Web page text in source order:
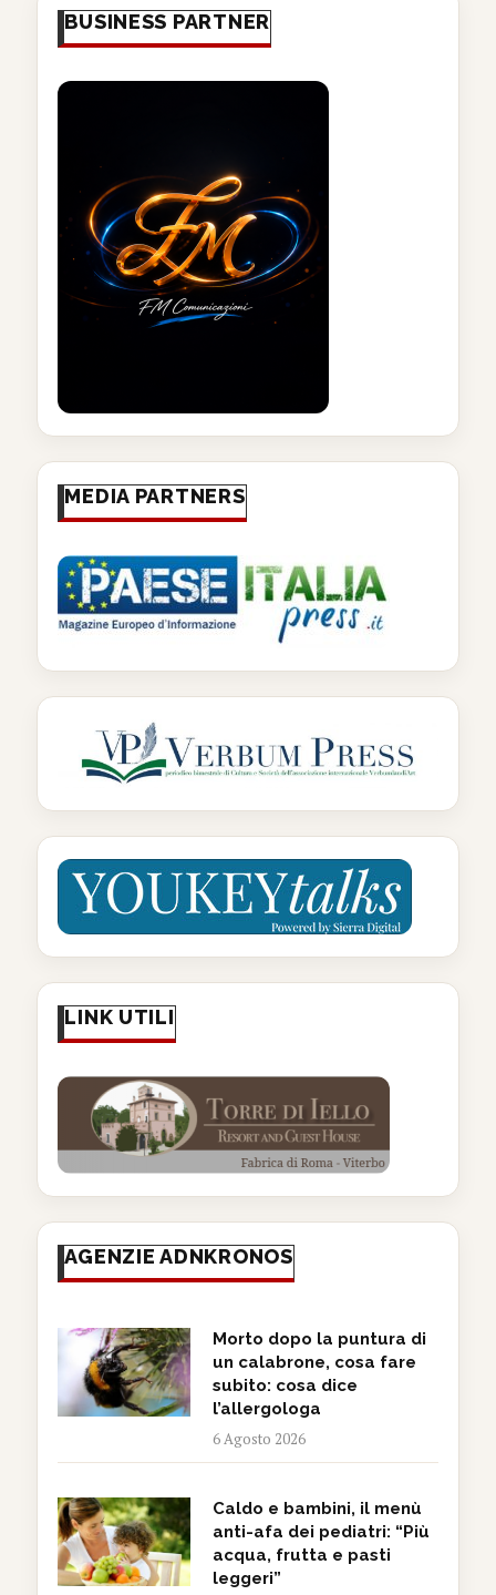
BUSINESS PARTNER
MEDIA PARTNERS
LINK UTILI
AGENZIE ADNKRONOS
Morto dopo la puntura di
un calabrone, cosa fare
subito: cosa dice
l’allergologa
6 Agosto 2026
Caldo e bambini, il menù
anti-afa dei pediatri: “Più
acqua, frutta e pasti
leggeri”